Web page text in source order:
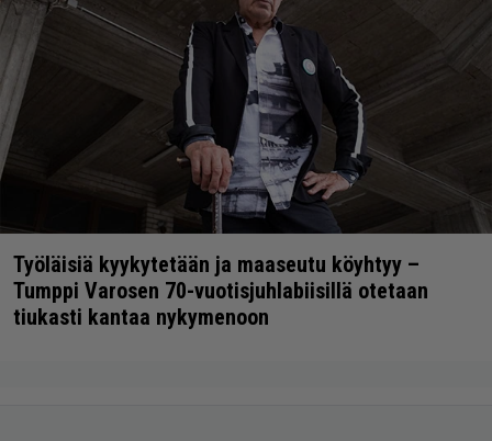
Työläisiä kyykytetään ja maaseutu köyhtyy –
Tumppi Varosen 70-vuotisjuhlabiisillä otetaan
tiukasti kantaa nykymenoon